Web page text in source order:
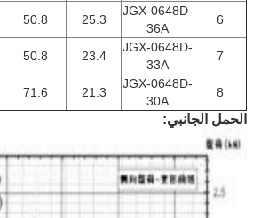
JGX-0648D-
36A
25.3
50.8
JGX-0648D-
33A
23.4
50.8
JGX-0648D-
30A
21.3
71.6
الحمل الجانبي: